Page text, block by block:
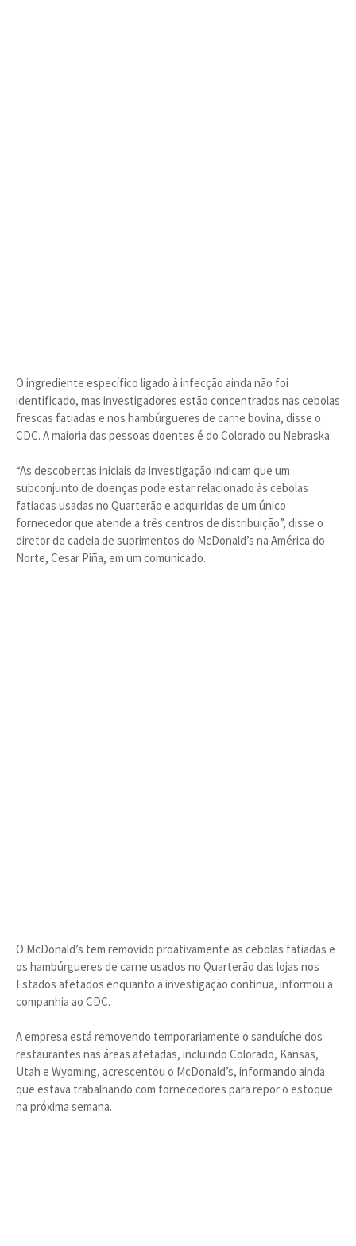
O ingrediente específico ligado à infecção ainda não foi
identificado, mas investigadores estão concentrados nas cebolas
frescas fatiadas e nos hambúrgueres de carne bovina, disse o
CDC. A maioria das pessoas doentes é do Colorado ou Nebraska.
“As descobertas iniciais da investigação indicam que um
subconjunto de doenças pode estar relacionado às cebolas
fatiadas usadas no Quarterão e adquiridas de um único
fornecedor que atende a três centros de distribuição”, disse o
diretor de cadeia de suprimentos do McDonald’s na América do
Norte, Cesar Piña, em um comunicado.
O McDonald’s tem removido proativamente as cebolas fatiadas e
os hambúrgueres de carne usados no Quarterão das lojas nos
Estados afetados enquanto a investigação continua, informou a
companhia ao CDC.
A empresa está removendo temporariamente o sanduíche dos
restaurantes nas áreas afetadas, incluindo Colorado, Kansas,
Utah e Wyoming, acrescentou o McDonald’s, informando ainda
que estava trabalhando com fornecedores para repor o estoque
na próxima semana.